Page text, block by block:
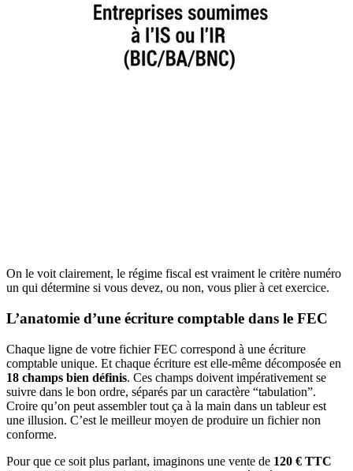
On le voit clairement, le régime fiscal est vraiment le critère numéro
un qui détermine si vous devez, ou non, vous plier à cet exercice.
L’anatomie d’une écriture comptable dans le FEC
Chaque ligne de votre fichier FEC correspond à une écriture
comptable unique. Et chaque écriture est elle-même décomposée en
18 champs bien définis. Ces champs doivent impérativement se
suivre dans le bon ordre, séparés par un caractère “tabulation”.
Croire qu’on peut assembler tout ça à la main dans un tableur est
une illusion. C’est le meilleur moyen de produire un fichier non
conforme.
Pour que ce soit plus parlant, imaginons une vente de 120 € TTC